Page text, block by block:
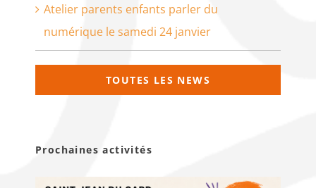
Atelier parents enfants parler du
numérique le samedi 24 janvier
TOUTES LES NEWS
Prochaines activités